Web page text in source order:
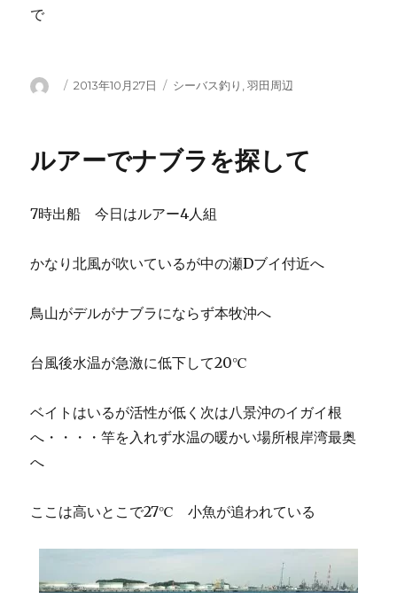
で
投 投
2013年10月27日
カ
ー
シーバス釣り ,羽田周辺
ルアーでナブラを探して
7時出船 今日はルアー4人組
かなり北風が吹いているが中の瀬Dブイ付近へ
鳥山がデルがナブラにならず本牧沖へ
台風後水温が急激に低下して20℃
ベイトはいるが活性が低く次は八景沖のイガイ根
へ・・・・竿を入れず水温の暖かい場所根岸湾最奥
へ
ここは高いとこで27℃ 小魚が追われている